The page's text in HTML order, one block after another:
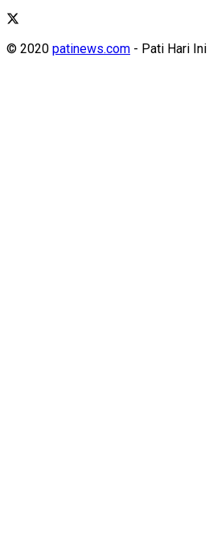
© 2020 patinews.com - Pati Hari Ini